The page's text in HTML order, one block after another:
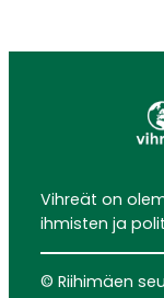
Vihreät on
ihmisten ja
© Riihimäen